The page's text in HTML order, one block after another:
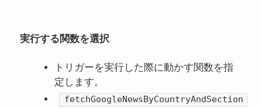
実行する関数を選択
トリガーを実行した際に動かす関数を指
定します。
fetchGoogleNewsByCountryAndSection